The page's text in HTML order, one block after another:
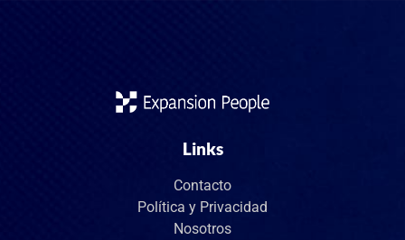
Links
Contacto
Política y Privacidad
Nosotros